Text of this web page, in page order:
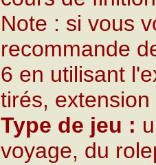
Note : si vous
recommande
6 en utilisant
tirés,
Type de jeu :
voyage, du